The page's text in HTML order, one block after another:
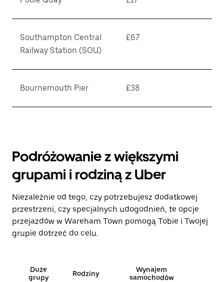
Southampton Central
Railway Station (SOU)
£67
Bournemouth Pier £38
Podróżowanie z większymi
grupami i rodziną z Uber
Niezależnie od tego, czy potrzebujesz dodatkowej
przestrzeni, czy specjalnych udogodnień, te opcje
przejazdów w Wareham Town pomogą Tobie i Twojej
grupie dotrzeć do celu.
Duże
grupy
Rodziny
Wynajem
samochodów